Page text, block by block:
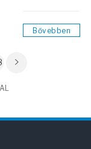
Bővebben